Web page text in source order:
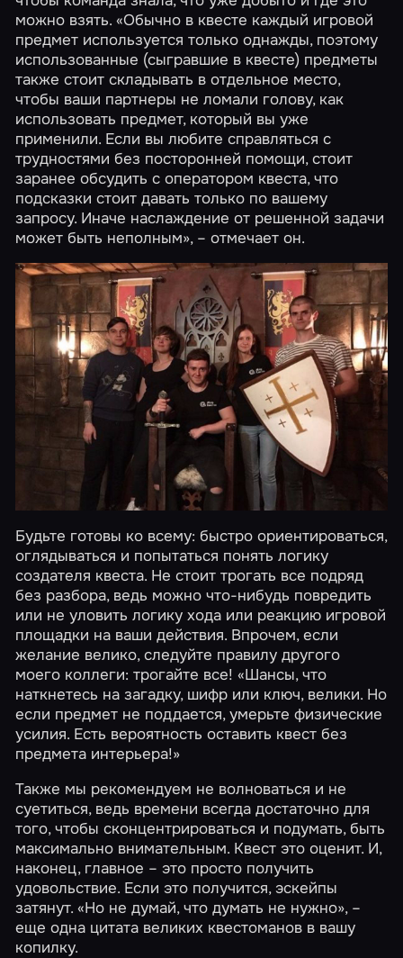
можно взять. «Обычно в квесте каждый игровой
предмет используется только однажды, поэтому
использованные (сыгравшие в квесте) предметы
также стоит складывать в отдельное место,
чтобы ваши партнеры не ломали голову, как
использовать предмет, который вы уже
применили. Если вы любите справляться с
трудностями без посторонней помощи, стоит
заранее обсудить с оператором квеста, что
подсказки стоит давать только по вашему
запросу. Иначе наслаждение от решенной задачи
может быть неполным», – отмечает он.
Будьте готовы ко всему: быстро ориентироваться,
оглядываться и попытаться понять логику
создателя квеста. Не стоит трогать все подряд
без разбора, ведь можно что-нибудь повредить
или не уловить логику хода или реакцию игровой
площадки на ваши действия. Впрочем, если
желание велико, следуйте правилу другого
моего коллеги: трогайте все! «Шансы, что
наткнетесь на загадку, шифр или ключ, велики. Но
если предмет не поддается, умерьте физические
усилия. Есть вероятность оставить квест без
предмета интерьера!»
Также мы рекомендуем не волноваться и не
суетиться, ведь времени всегда достаточно для
того, чтобы сконцентрироваться и подумать, быть
максимально внимательным. Квест это оценит. И,
наконец, главное – это просто получить
удовольствие. Если это получится, эскейпы
затянут. «Но не думай, что думать не нужно», –
еще одна цитата великих квестоманов в вашу
копилку.